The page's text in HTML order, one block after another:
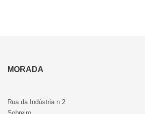
MORADA
Rua da Indústria n 2